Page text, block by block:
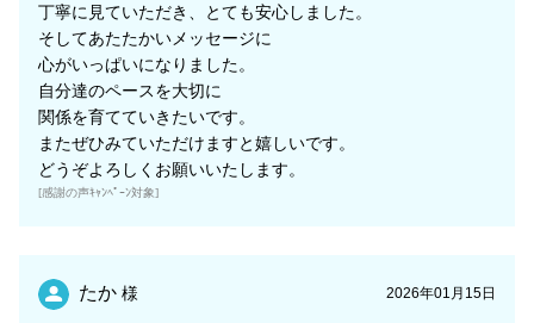
丁寧に見ていただき、とても安心しました。
そしてあたたかいメッセージに
心がいっぱいになりました。
自分達のペースを大切に
関係を育てていきたいです。
またぜひみていただけますと嬉しいです。
どうぞよろしくお願いいたします。
[感謝の声ｷｬﾝﾍﾟｰﾝ対象]
たか 様 2026年01月15日